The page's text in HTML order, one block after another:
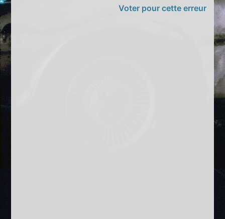
Voter pour cette erreur